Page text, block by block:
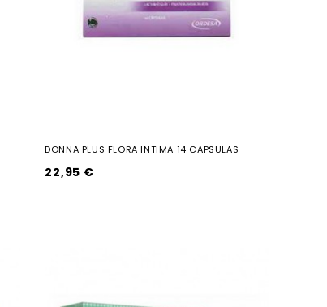
DONNA PLUS FLORA INTIMA 14 CAPSULAS
22,95 €